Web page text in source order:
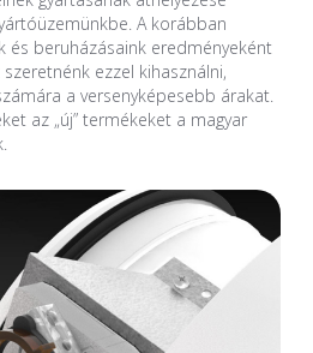
A korábban
beruházásaink eredményeként
ezzel kihasználni,
a versenyképesebb árakat.
az „új” termékeket a magyar